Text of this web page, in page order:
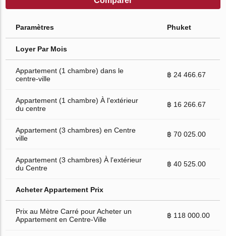
Paramètres Phuket
Loyer Par Mois
Appartement (1 chambre) dans le
centre-ville
฿ 24 466.67
Appartement (1 chambre) À l'extérieur
du centre
฿ 16 266.67
Appartement (3 chambres) en Centre
ville
฿ 70 025.00
Appartement (3 chambres) À l'extérieur
du Centre
฿ 40 525.00
Acheter Appartement Prix
Prix au Mètre Carré pour Acheter un
Appartement en Centre-Ville
฿ 118 000.00